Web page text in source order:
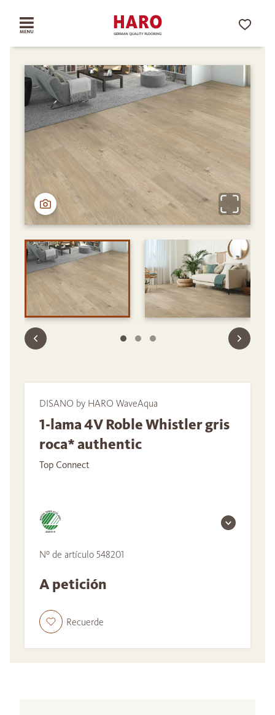
DISANO by HARO WaveAqua
1-lama 4V Roble Whistler gris
roca* authentic
Top Connect
Nº de artículo 548201
A petición
Recuerde